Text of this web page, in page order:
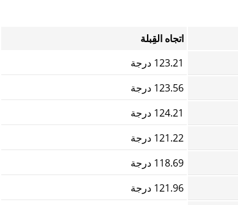
اتجاه القِبلة
123.21 درجة
123.56 درجة
124.21 درجة
121.22 درجة
118.69 درجة
121.96 درجة